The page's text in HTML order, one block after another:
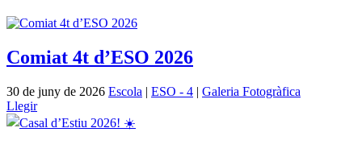
Comiat 4t d’ESO 2026
30 de juny de 2026 Escola | ESO - 4 | Galeria Fotogràfica
Llegir